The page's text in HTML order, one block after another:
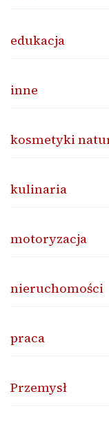
edukacja
inne
kosmetyki
kulinaria
motoryzacja
nieruchomości
praca
Przemysł